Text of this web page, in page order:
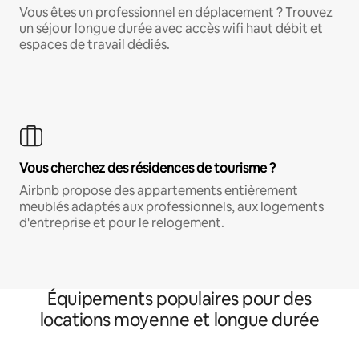
Vous êtes un professionnel en déplacement ? Trouvez
un séjour longue durée avec accès wifi haut débit et
espaces de travail dédiés.
Vous cherchez des résidences de tourisme ?
Airbnb propose des appartements entièrement
meublés adaptés aux professionnels, aux logements
d'entreprise et pour le relogement.
Équipements populaires pour des
locations moyenne et longue durée